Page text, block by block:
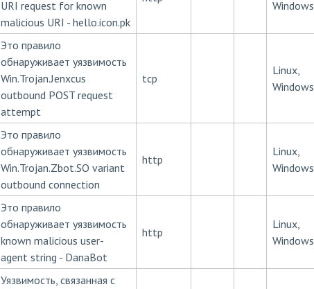
URI request for known
malicious URI - hello.icon.pk
Windows
Это правило
обнаруживает уязвимость
Win.Trojan.Jenxcus
outbound POST request
attempt
tcp
Linux,
Windows
Это правило
обнаруживает уязвимость
Win.Trojan.Zbot.SO variant
outbound connection
http
Linux,
Windows
Это правило
обнаруживает уязвимость
known malicious user-
agent string - DanaBot
http
Linux,
Windows
Уязвимость, связанная с